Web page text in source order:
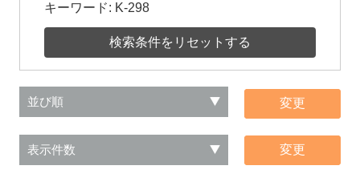
キーワード: K-298
検索条件をリセットする